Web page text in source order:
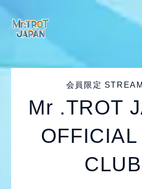
NEWS
SCHEDULE
PROFILE
VIDEO
DISCOGRAPHY
会員限定
Mr .TROT
OFFICIAL
CLUB